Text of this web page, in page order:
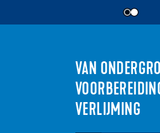
LIJMEN VAN
EASY TO USE, HARD TO BEAT
VAN
VERLIJMING